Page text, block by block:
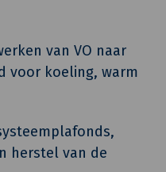
van VO naar
voor koeling, warm
herstel van de